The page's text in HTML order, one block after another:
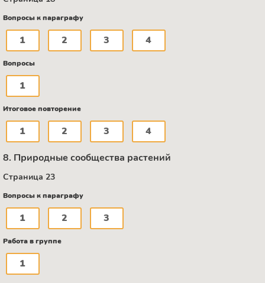
Вопросы к параграфу
1 2 3 4
Вопросы
1
Итоговое повторение
1 2 3 4
8. Природные сообщества растений
Страница 23
Вопросы к параграфу
1 2 3
Работа в группе
1